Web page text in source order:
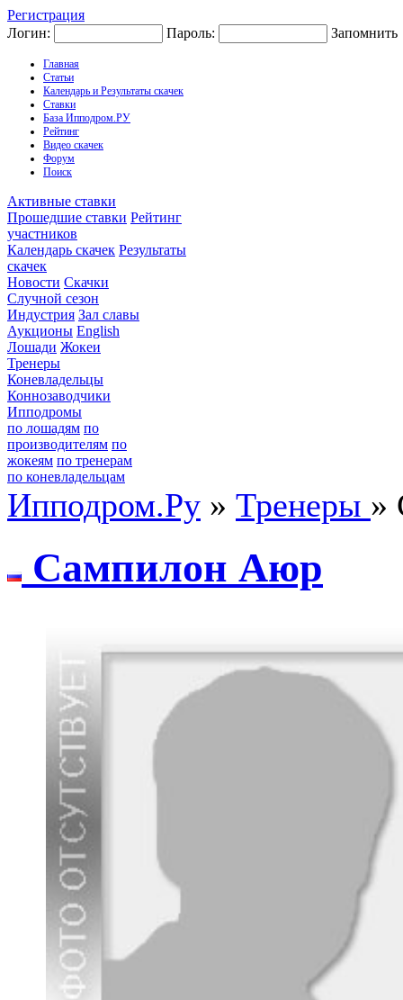
Регистрация
Логин:
Пароль: Запомнить
Главная
Статьи
Календарь и Результаты скачек
Ставки
База Ипподром.РУ
Рейтинг
Видео скачек
Форум
Поиск
Активные ставки
Прошедшие ставки Рейтинг
участников
Календарь скачек Результаты
скачек
Новости Скачки
Случной сезон
Индустрия Зал славы
Аукционы English
Лошади Жокеи
Тренеры
Коневладельцы
Коннозаводчики
Ипподромы
по лошадям по
производителям по
жокеям по тренерам
по коневладельцам
Ипподром.Ру » Тренеры »
Сaмпилoн Аюр